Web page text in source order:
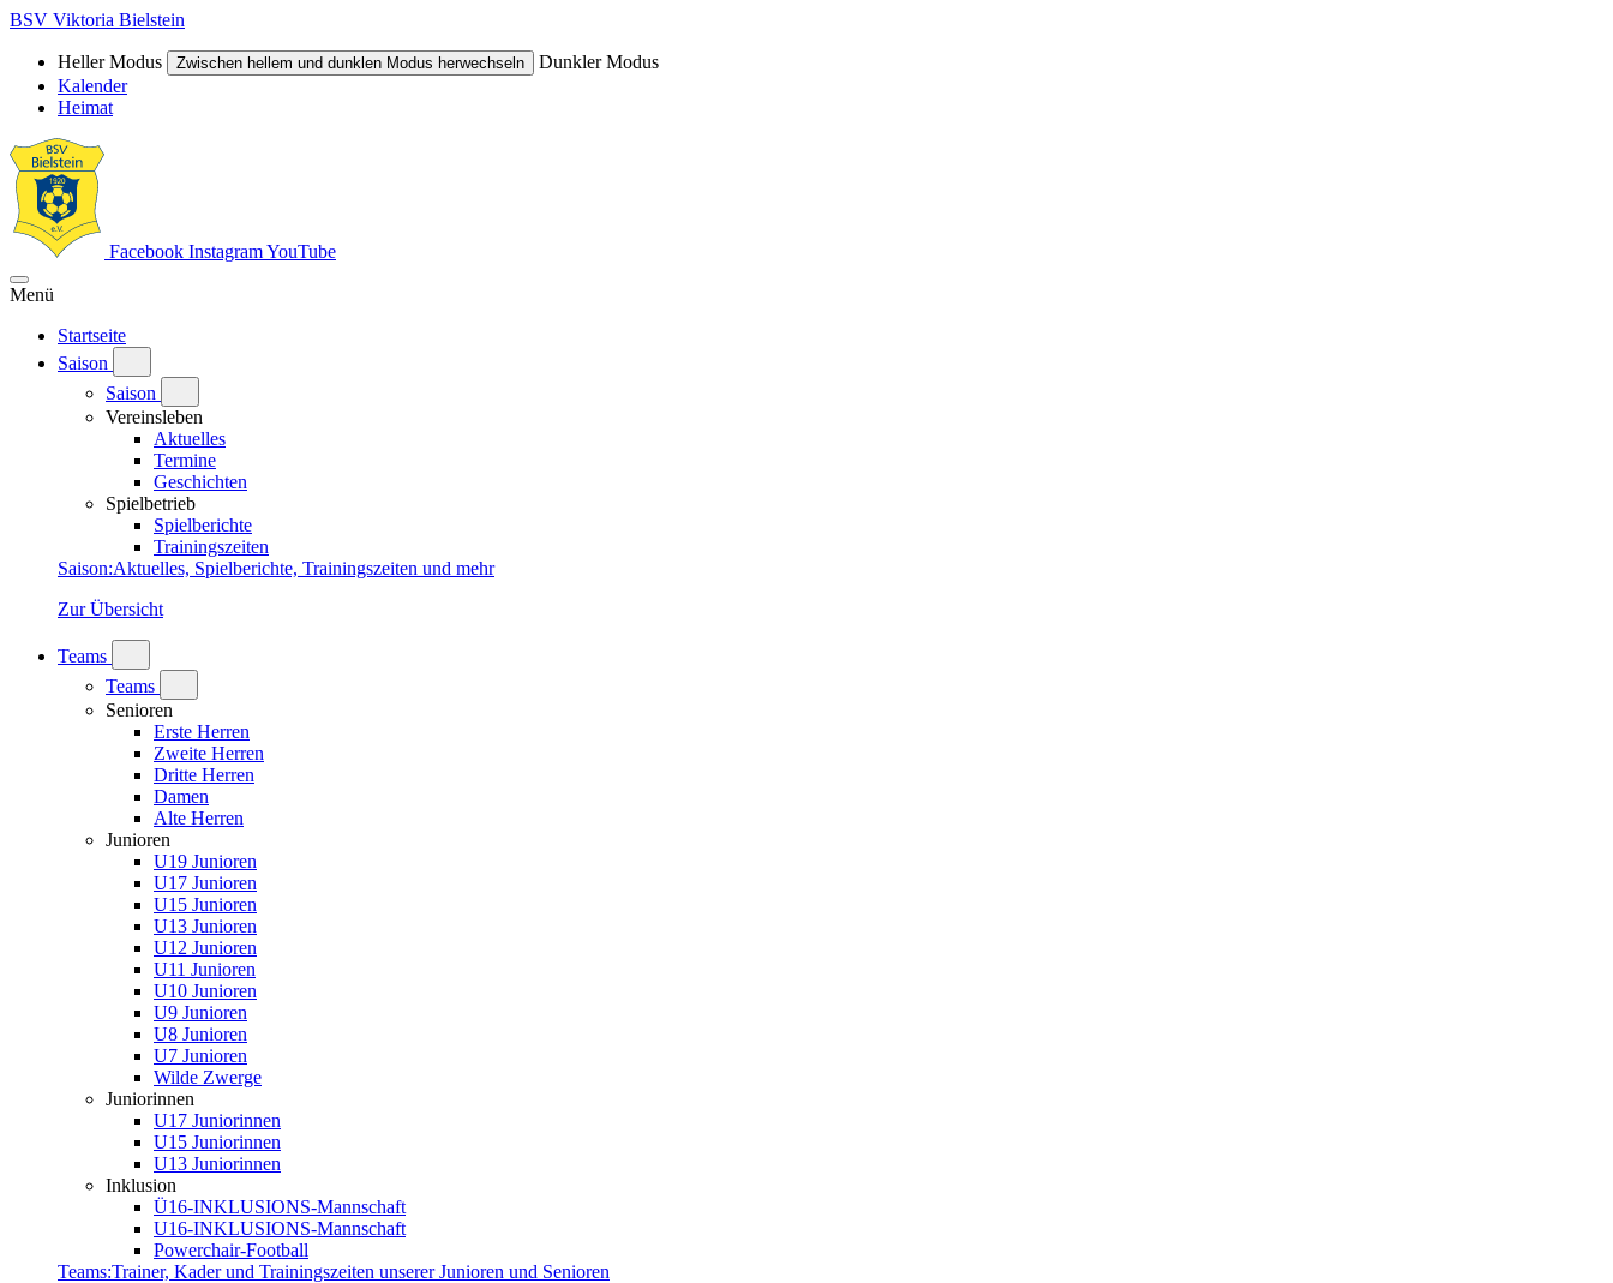
BSV Viktoria Bielstein
Heller Modus Zwischen hellem und dunklen Modus herwechseln
Dunkler Modus
Kalender
Heimat
Facebook InstagramYouTube
Menü
Startseite
Saison
Saison
Vereinsleben
Aktuelles
Termine
Geschichten
Spielbetrieb
Spielberichte
Trainingszeiten
Saison:Aktuelles, Spielberichte, Trainingszeiten und mehr
Zur Übersicht
Teams
Teams
Senioren
Erste Herren
Zweite Herren
Dritte Herren
Damen
Alte Herren
Junioren
U19 Junioren
U17 Junioren
U15 Junioren
U13 Junioren
U12 Junioren
U11 Junioren
U10 Junioren
U9 Junioren
U8 Junioren
U7 Junioren
Wilde Zwerge
Juniorinnen
U17 Juniorinnen
U15 Juniorinnen
U13 Juniorinnen
Inklusion
Ü16-INKLUSIONS-Mannschaft
U16-INKLUSIONS-Mannschaft
Powerchair-Football
Teams:Trainer, Kader und Trainingszeiten unserer Junioren und Senioren